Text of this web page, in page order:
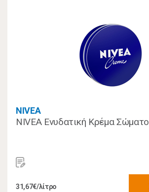
NIVEA
NIVEA Ενυδατική Κρέμα
31,67€/λίτρο